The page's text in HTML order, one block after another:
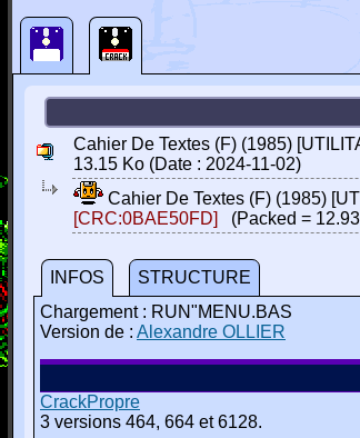
Cahier De Textes (F) (1985)
13.15 Ko (Date : 2024-11-02)
Cahier De Textes (F) (1985)
[CRC:0BAE50FD]
(Packed =
INFOS
STRUCTURE
Chargement : RUN"MENU.BAS
Version de : Alexandre OLLIER
CrackPropre
3 versions 464, 664 et 6128.